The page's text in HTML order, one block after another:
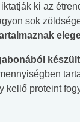
ki az
sok
kellő proteint